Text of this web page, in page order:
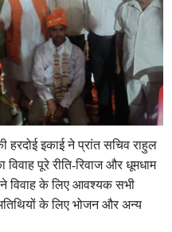
हरदोई इकाई ने प्रांत सचिव राहुल
पूरे रीति-रिवाज और धूमधाम
विवाह के लिए आवश्यक सभी
के लिए भोजन और अन्य